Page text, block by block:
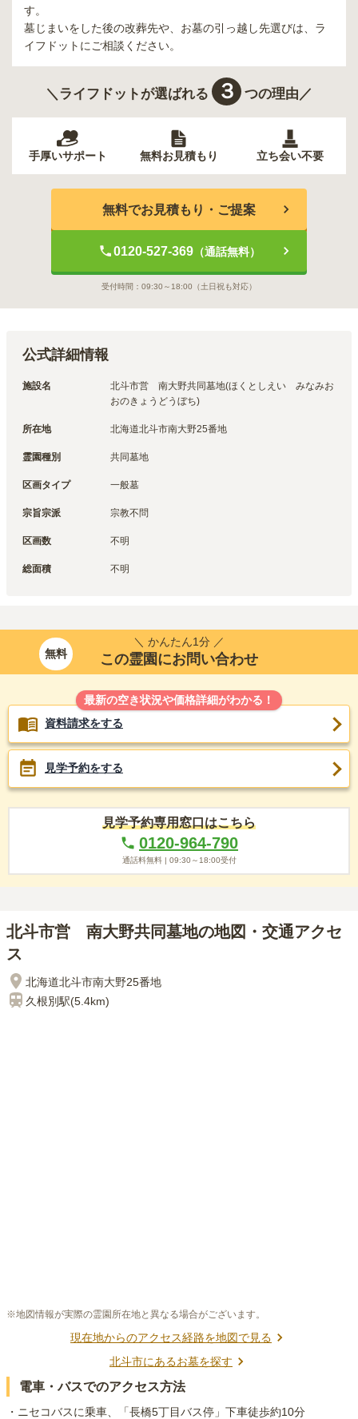
す。
墓じまいをした後の改葬先や、お墓の引っ越し先選びは、ラ
イフドットにご相談ください。
＼ライフドットが選ばれる ３ つの理由／
手厚いサポート 無料お見積もり 立ち会い不要
無料でお見積もり・ご提案
0120-527-369（通話無料）
受付時間： 09:30～18:00 （土日祝も対応）
公式詳細情報
施設名
北斗市営　南大野共同墓地(ほくとしえい　みなみお
おのきょうどうぼち)
所在地 北海道北斗市南大野25番地
霊園種別 共同墓地
区画タイプ 一般墓
宗旨宗派 宗教不問
区画数 不明
総面積 不明
無料
＼ かんたん1分 ／
この霊園にお問い合わせ
最新の空き状況や価格詳細がわかる！
資料請求をする
見学予約をする
見学予約専用窓口はこちら
0120-964-790
通話料無料 | 09:30～18:00受付
北斗市営 南大野共同墓地の地図・交通アクセ
ス
北海道北斗市南大野25番地
久根別駅(5.4km)
※地図情報が実際の霊園所在地と異なる場合がございます。
現在地からのアクセス経路を地図で見る
北斗市にあるお墓を探す
電車・バスでのアクセス方法
・ニセコバスに乗車、「長橋5丁目バス停」下車徒歩約10分